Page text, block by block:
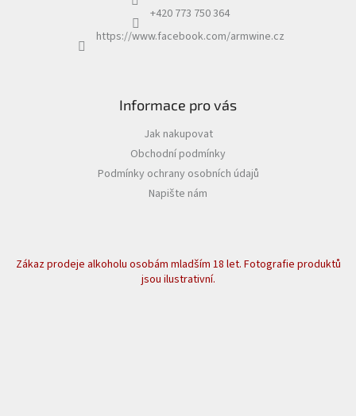
+420 773 750 364
https://www.facebook.com/armwine.cz
Informace pro vás
Jak nakupovat
Obchodní podmínky
Podmínky ochrany osobních údajů
Napište nám
Zákaz prodeje alkoholu osobám mladším 18 let. Fotografie produktů
jsou ilustrativní.